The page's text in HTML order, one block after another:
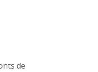
de